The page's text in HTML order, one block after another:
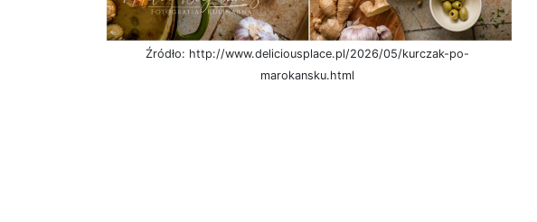
Źródło: http://www.deliciousplace.pl/2026/05/kurczak-po-
marokansku.html